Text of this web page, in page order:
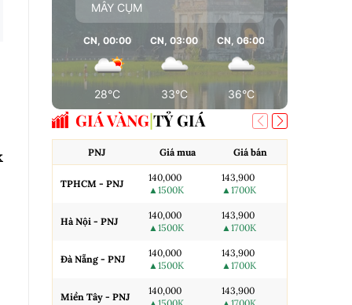
MÂY CỤM
CN, 00:00
28°C
CN, 03:00
33°C
CN, 06:00
36°C
GIÁ VÀNG TỶ GIÁ
PNJ Giá mua Giá bán
TPHCM - PNJ
140,000
▲1500K
143,900
▲1700K
Hà Nội - PNJ
140,000
▲1500K
143,900
▲1700K
Đà Nẵng - PNJ
140,000
▲1500K
143,900
▲1700K
Miền Tây - PNJ
140,000
143,900